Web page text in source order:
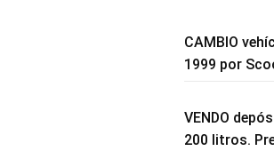
CAMBIO
1999 por
VENDO
200 litros.